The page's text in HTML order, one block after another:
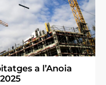
a l’Anoia